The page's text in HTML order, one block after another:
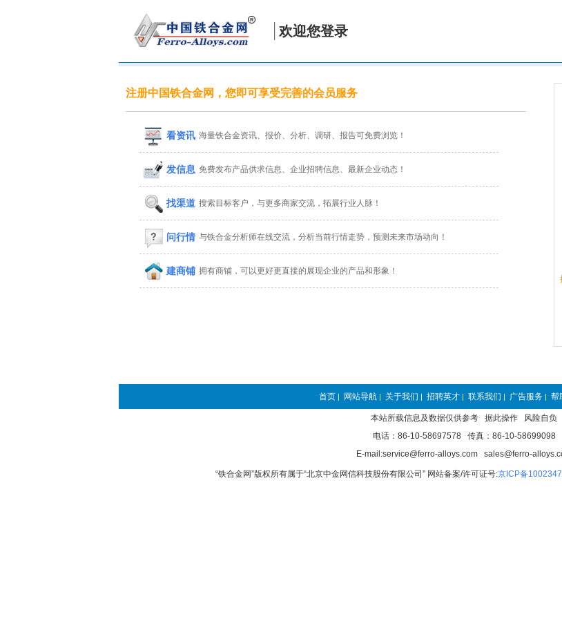
欢迎您登录
注册中国铁合金网，您即可享受完善的会员服务
看资讯 海量铁合金资讯、报价、分析、调研、报告可免费浏览！
发信息 免费发布产品供求信息、企业招聘信息、最新企业动态！
找渠道 搜索目标客户，与更多商家交流，拓展行业人脉！
问行情 与铁合金分析师在线交流，分析当前行情走势，预测未来市场动向！
建商铺 拥有商铺，可以更好更直接的展现企业的产品和形象！
首页 | 网站导航 | 关于我们 | 招聘英才 | 联系我们 | 广告服务 | 帮
本站所载信息及数据仅供参考 据此操作 风险自负
电话：86-10-58697578 传真：86-10-58699098
E-mail:service@ferro-alloys.com sales@ferro-
“铁合金网”版权所有属于“北京中金网信科技股份有限公司” 网站备案/许可证号:京ICP备